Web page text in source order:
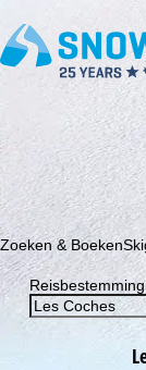
Schrijf je in
Zoeken & Boeken
Reisbestemming